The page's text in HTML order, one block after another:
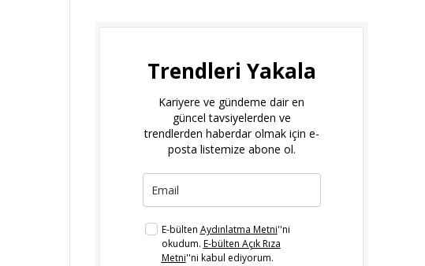
Trendleri Yakala
Kariyere ve gündeme dair en
güncel tavsiyelerden ve
trendlerden haberdar olmak için e-
posta listemize abone ol.
E-bülten Aydınlatma Metni''ni
okudum. E-bülten Açık Rıza
Metni''ni kabul ediyorum.